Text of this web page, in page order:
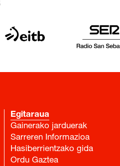
Egitaraua
Gainerako jarduerak
Sarreren Informazioa
Hasiberrientzako gida
Ordu Gaztea